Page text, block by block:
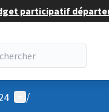
participatif
Menu utilisateur
/